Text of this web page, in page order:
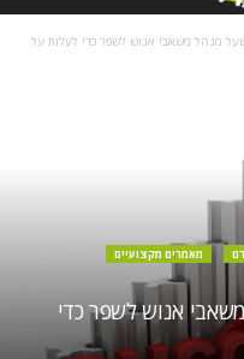
שעל מנהל משאבי אנוש לשפר כדי לעלות על
מאמרים מקצועיים
אנוש לשפר כדי